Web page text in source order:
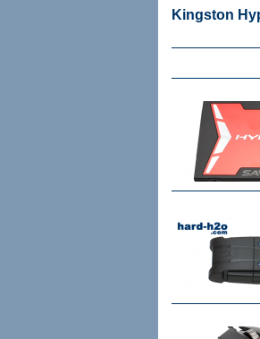
Kingston